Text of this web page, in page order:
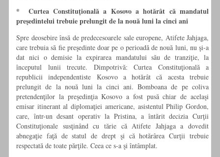
* Curtea Constituţională a Kosovo a hotărât că mandatul
preşedintelui trebuie prelungit de la nouă luni la cinci ani
Spre deosebire însă de predecesoarele sale europene, Atifete Jahjaga,
care trebuia să fie preşedinte doar pe o perioadă de nouă luni, nu şi-a
dat nici o demisie la expirarea mandatului său de tranziţie, la
începutul lunii trecute. Dimpotrivă: Curtea Constituţională a
republicii independentiste Kosovo a hotărât că acesta trebuie
prelungit de la nouă luni la cinci ani. Bomboana de pe coliva
pretendenţilor la preşedinţia Kosovo a fost pusă chiar de acelaşi
emisar itinerant al diplomaţiei americane, asistentul Philip Gordon,
care, într-un desant operativ la Pristina, a întărit decizia Curţii
Constituţionale susţinând cu tărie că Atifete Jahjaga a dovedit
abnegaţie faţă de statul de drept şi că hotărârea Curţii trebuie
respectată de toate părţile. Ceea ce s-a şi întâmplat.